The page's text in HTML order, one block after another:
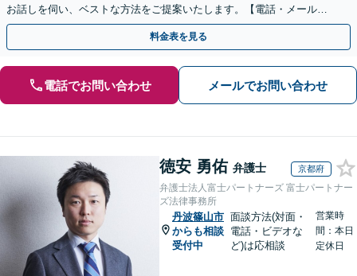
お話しを伺い、ベストな方法をご提案いたします。【電話・メール相
談初回無料】【休日夜間対応可】【オンライン可能】
料金表を見る
電話でお問い合わせ メールでお問い合わせ
徳安 勇佑 弁護士 京都府
弁護士法人富士パートナーズ 富士パートナー
ズ法律事務所
丹波篠山市
からも相談
受付中
面談方法(対面・
電話・ビデオな
ど)は応相談
営業時
間：本日
定休日